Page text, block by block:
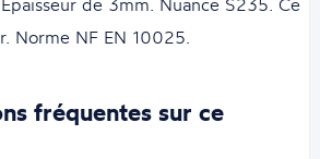
de 3mm. Nuance S235. Ce
Norme NF EN 10025.
fréquentes sur ce